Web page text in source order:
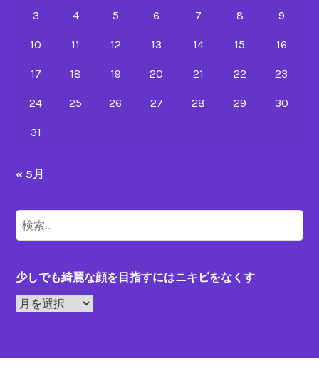
3 4 5 6 7 8 9
10 11 12 13 14 15 16
17 18 19 20 21 22 23
24 25 26 27 28 29 30
31
« 5月
検
索:
少しでも綺麗な顔を目指すにはニキビをなくす
少
も